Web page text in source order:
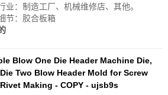
业：制造工厂、机械维修店、其他。
节：胶合板箱
Blow One Die Header Machine Die,
Two Blow Header Mold for Screw
Making - COPY - ujsb9s